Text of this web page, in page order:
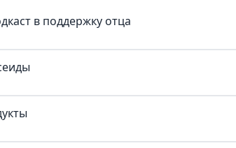
в поддержку отца